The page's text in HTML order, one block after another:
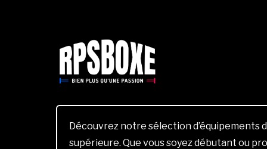
Découvrez notre sélection d’équipements
supérieure. Que vous soyez débutant ou